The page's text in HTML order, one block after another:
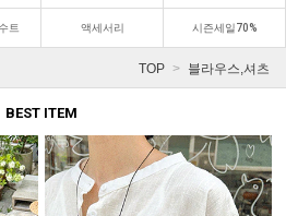
트 액세서리 시즌세일70%
TOP 블라우스,셔츠
BEST ITEM
0 1
BEST
0 2